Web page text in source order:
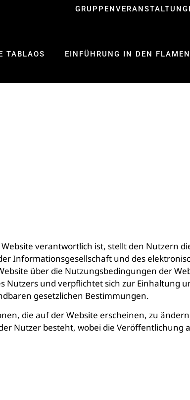
TABLAOS EINFÜHRUNG IN DEN
verantwortlich ist, stellt den Nutzern
Informationsgesellschaft und des
über die Nutzungsbedingungen der
Nutzers und verpflichtet sich zur Einhaltung
gesetzlichen Bestimmungen.
die auf der Website erscheinen, zu
Nutzer besteht, wobei die Veröffentlichung